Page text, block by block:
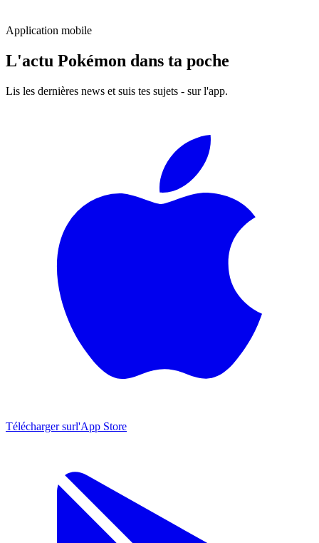
Application mobile
L'actu Pokémon dans ta poche
Lis les dernières news et suis tes sujets - sur l'app.
Télécharger surl'App Store